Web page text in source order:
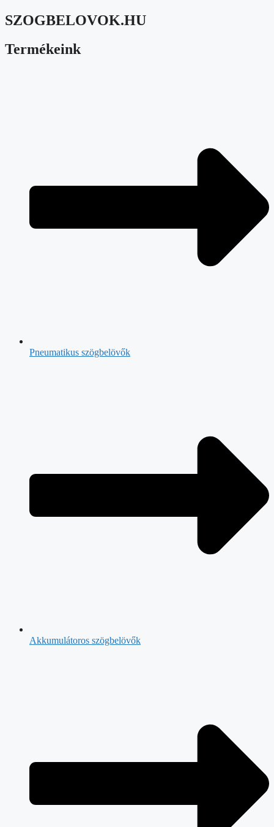
SZOGBELOVOK.HU
Termékeink
Pneumatikus szögbelövők
Akkumulátoros szögbelövők